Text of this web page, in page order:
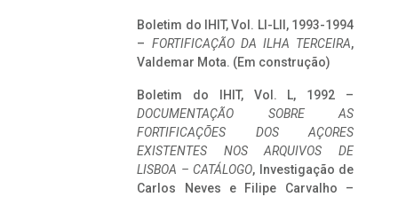
Boletim do IHIT, Vol. LI-LII, 1993-1994
– FORTIFICAÇÃO DA ILHA TERCEIRA,
Valdemar Mota. (Em construção)
Boletim do IHIT, Vol. L, 1992 –
DOCUMENTAÇÃO SOBRE AS
FORTIFICAÇÕES DOS AÇORES
EXISTENTES NOS ARQUIVOS DE
LISBOA – CATÁLOGO, Investigação de
Carlos Neves e Filipe Carvalho –